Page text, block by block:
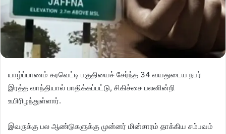
யாழ்ப்பாணம் கரவெட்டி பகுதியைச் சேர்ந்த 34 வயதுடைய நபர்
இரத்த வாந்தியால் பாதிக்கப்பட்டு, சிகிச்சை பலனின்றி
உயிரிழந்துள்ளார்.
இவருக்கு பல ஆண்டுகளுக்கு முன்னர் மின்சாரம் தாக்கிய சம்பவம்